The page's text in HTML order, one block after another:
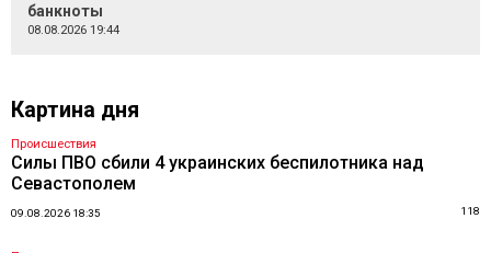
банкноты
08.08.2026 19:44
Картина дня
Происшествия
Силы ПВО сбили 4 украинских беспилотника над
Севастополем
09.08.2026 18:35 118